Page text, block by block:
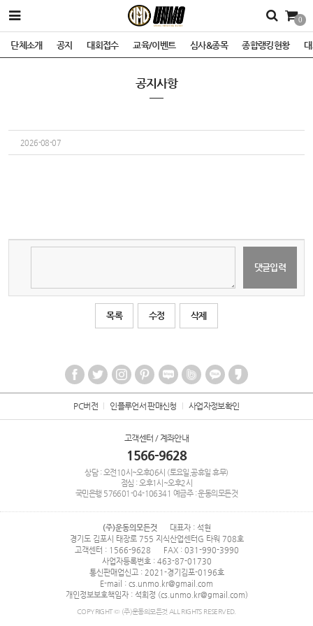
0
단체소개 공지 대회접수 교육/이벤트 심사&종목 종합랭킹현황
공지사항
2026-08-07
목록 수정 삭제
PC버전 인플루언서 판매신청 사업자정보확인
고객센터 / 계좌안내
1566-9628
상담 : 오전10시~오후06시 (토요일,공휴일 휴무)
점심 : 오후1시~오후2시
국민은행 576601-04-106341 예금주 : 운동의모든것
(주)운동의모든것
대표자 : 석현
경기도 김포시 태장로 755 지식산업센터G 타워 708호
고객센터 : 1566-9628
FAX : 031-990-3990
사업자등록번호 : 463-87-01730
통신판매업신고 : 2021-경기김포-0196호
E-mail : cs.unmo.kr@gmail.com
개인정보보호책임자 : 석희정 (cs.unmo.kr@gmail.com)
COPYRIGHT © (주)운동의모든것 ALL RIGHTS RESERVED.